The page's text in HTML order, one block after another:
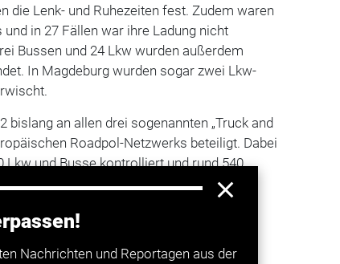
Nachrichten und Reportagen aus der
die Lenk- und Ruhezeiten fest. Zudem waren
in 27 Fällen war ihre Ladung nicht
Bussen und 24 Lkw wurden außerdem
In Magdeburg wurden sogar zwei Lkw-
bislang an allen drei sogenannten „Truck and
Roadpol-Netzwerks beteiligt. Dabei
Lkw und Busse kontrolliert und rund 540